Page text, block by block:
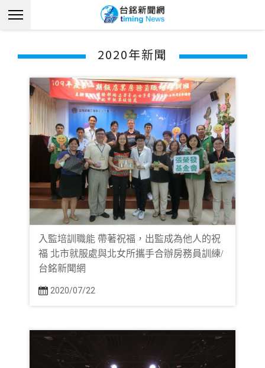
2020年新聞
入監培訓職能 帶著祝福，出監成為他人的祝
福 北市就服處與北女所攜手合辦房務員訓練/
台銘新聞網
2020/07/22